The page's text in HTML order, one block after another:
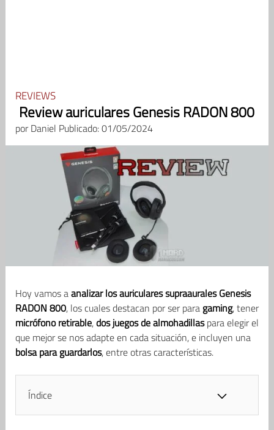
REVIEWS
Review auriculares Genesis RADON 800
porDaniel Publicado: 01/05/2024
Hoy vamos aanalizar los auriculares supraaurales Genesis
RADON 800, los cuales destacan por ser para gaming, tener
micrófono retirable,dos juegos de almohadillaspara elegir el
que mejor se nos adapte en cada situación, e incluyen una
bolsa para guardarlos, entre otras características.
Índice